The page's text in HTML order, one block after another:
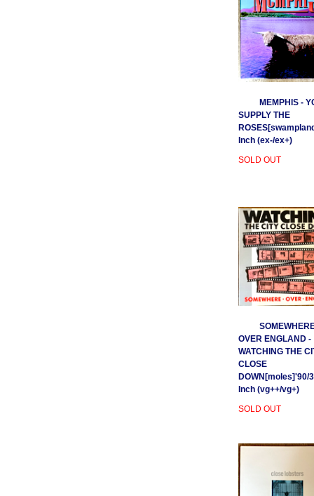
MEMPHIS -
SUPPLY THE
Inch (ex-/ex+)
SOLD OUT
OVER ENGLAND -
WATCHING THE
CLOSE
DOWN[moles]'90/
Inch (vg++/vg+)
SOLD OUT